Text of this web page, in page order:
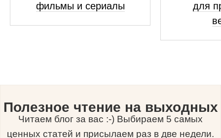
фильмы и сериалы
для
Полезное чтение на выходных
Читаем блог за вас :-) Выбираем 5 самых
ценных статей и присылаем раз в две недели.